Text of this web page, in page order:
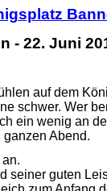
- 22. Juni
auf dem
schwer. Wer
ein wenig an
Abend.
seiner guten